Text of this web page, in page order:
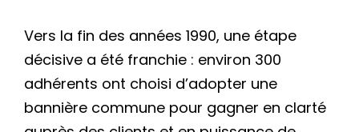
Vers la fin des années 1990, une étape
décisive a été franchie : environ 300
adhérents ont choisi d’adopter une
bannière commune pour gagner en clarté